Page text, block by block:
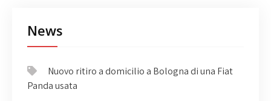
News
Nuovo ritiro a domicilio a Bologna di una Fiat
Panda usata